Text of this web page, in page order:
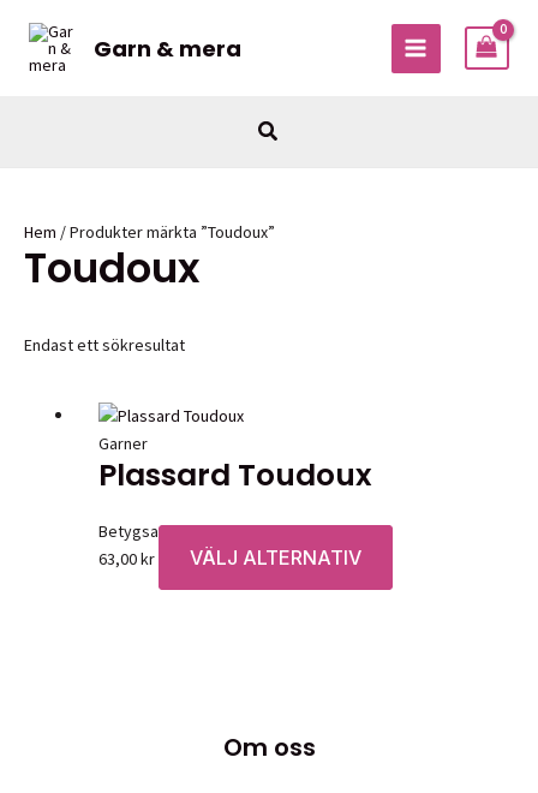
innehåll
Garn & mera
MAIN
Sök
Hem / Produkter märkta ”Toudoux”
Toudoux
Endast ett sökresultat
Garner
Plassard Toudoux
Betygsatt0av 5
63,00kr VÄLJ ALTERNATIV
här
Om oss